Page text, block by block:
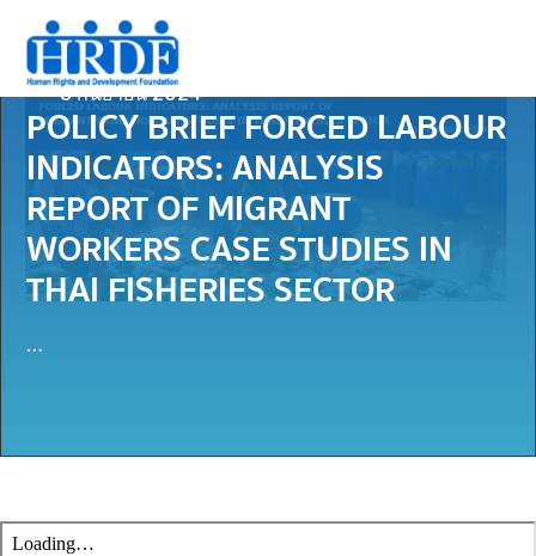
8 กันยายน 2024
POLICY BRIEF FORCED LABOUR
INDICATORS: ANALYSIS
REPORT OF MIGRANT
WORKERS CASE STUDIES IN
THAI FISHERIES SECTOR
…